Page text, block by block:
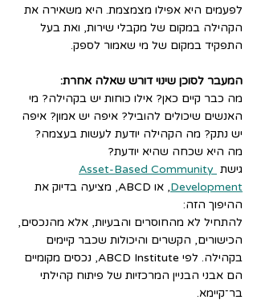
לפעמים היא אפילו מצמצמת. היא משאירה את
הקהילה במקום של מקבלי שירות, ואת בעל
התפקיד במקום של מי שאמור לספק.
המעבר לסוכן שינוי דורש שאלה אחרת:
מה כבר קיים כאן? אילו כוחות יש בקהילה? מי
האנשים שיכולים להוביל? איפה יש אמון? איפה
יש נתק? מה הקהילה יודעת לעשות בעצמה?
מה היא שכחה שהיא יודעת?
גישת Asset-Based Community
Development
, או ABCD, מציעה בדיוק את
ההיפוך הזה:
להתחיל לא מהחוסרים והבעיות, אלא מהנכסים,
הכישורים, הקשרים והיכולות שכבר קיימים
בקהילה. לפי ABCD Institute, נכסים מקומיים
הם אבני הבניין המרכזיות של פיתוח קהילתי
בר־קיימא.